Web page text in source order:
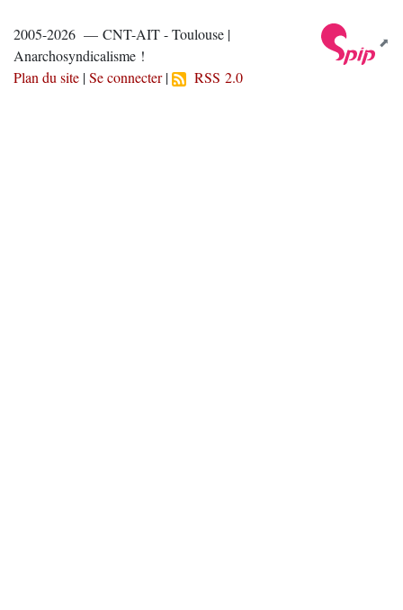
2005-2026 — CNT-AIT - Toulouse |
Anarchosyndicalisme !
Plan du site |Se connecter| RSS 2.0